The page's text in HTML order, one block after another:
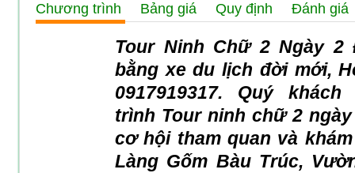
Chương trình Bảng giá Quy định Đánh giá
Tour Ninh Chữ 2 Ngày 2
bằng xe du lịch đời mới,
0917919317. Quý
trình Tour ninh chữ 2
cơ hội tham quan và
Làng Gốm Bàu Trúc,